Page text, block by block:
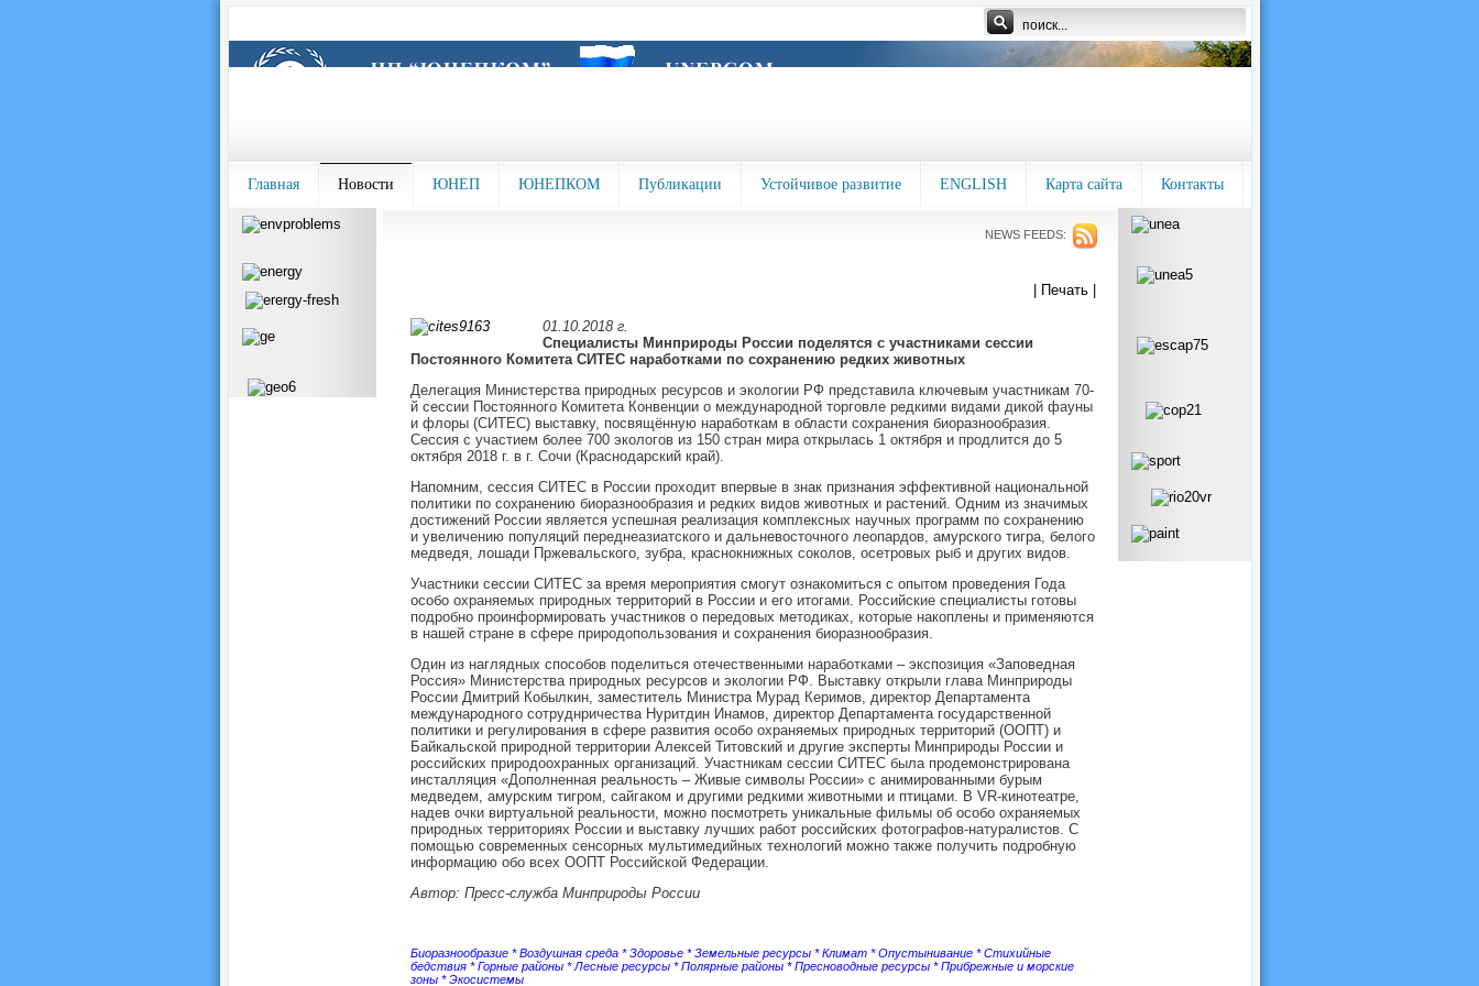
Главная Новости ЮНЕП ЮНЕПКОМ Публикации Устойчивое развитие ENGLISH Карта сайта Контакты
NEWS FEEDS:
| Печать |
01.10.2018 г.
Специалисты Минприроды России поделятся с участниками сессии
Постоянного Комитета СИТЕС наработками по сохранению редких животных
Делегация Министерства природных ресурсов и экологии РФ представила ключевым участникам 70-
й сессии Постоянного Комитета Конвенции о международной торговле редкими видами дикой фауны
и флоры (СИТЕС) выставку, посвящённую наработкам в области сохранения биоразнообразия.
Сессия с участием более 700 экологов из 150 стран мира открылась 1 октября и продлится до 5
октября 2018 г. в г. Сочи (Краснодарский край).
Напомним, сессия СИТЕС в России проходит впервые в знак признания эффективной национальной
политики по сохранению биоразнообразия и редких видов животных и растений. Одним из значимых
достижений России является успешная реализация комплексных научных программ по сохранению
и увеличению популяций переднеазиатского и дальневосточного леопардов, амурского тигра, белого
медведя, лошади Пржевальского, зубра, краснокнижных соколов, осетровых рыб и других видов.
Участники сессии СИТЕС за время мероприятия смогут ознакомиться с опытом проведения Года
особо охраняемых природных территорий в России и его итогами. Российские специалисты готовы
подробно проинформировать участников о передовых методиках, которые накоплены и применяются
в нашей стране в сфере природопользования и сохранения биоразнообразия.
Один из наглядных способов поделиться отечественными наработками – экспозиция «Заповедная
Россия» Министерства природных ресурсов и экологии РФ. Выставку открыли глава Минприроды
России Дмитрий Кобылкин, заместитель Министра Мурад Керимов, директор Департамента
международного сотруднричества Нуритдин Инамов, директор Департамента государственной
политики и регулирования в сфере развития особо охраняемых природных территорий (ООПТ) и
Байкальской природной территории Алексей Титовский и другие эксперты Минприроды России и
российских природоохранных организаций. Участникам сессии СИТЕС была продемонстрирована
инсталляция «Дополненная реальность – Живые символы России» с анимированными бурым
медведем, амурским тигром, сайгаком и другими редкими животными и птицами. В VR-кинотеатре,
надев очки виртуальной реальности, можно посмотреть уникальные фильмы об особо охраняемых
природных территориях России и выставку лучших работ российских фотографов-натуралистов. С
помощью современных сенсорных мультимедийных технологий можно также получить подробную
информацию обо всех ООПТ Российской Федерации.
Автор: Пресс-служба Минприроды России
Биоразнообразие *Воздушная среда *Здоровье *Земельные ресурсы *Климат *Опустынивание *Стихийные
бедствия *Горные районы *Лесные ресурсы *Полярные районы *Пресноводные ресурсы *Прибрежные и морские
зоны *Экосистемы